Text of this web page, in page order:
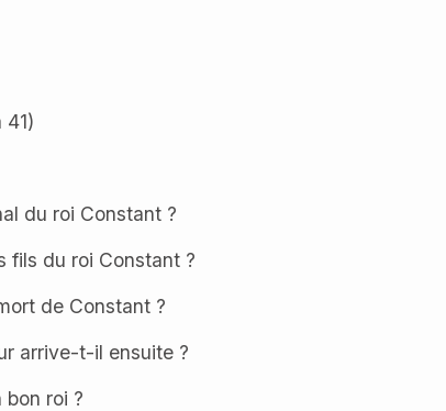
41)
du roi Constant ?
fils du roi Constant ?
de Constant ?
arrive-t-il ensuite ?
roi ?